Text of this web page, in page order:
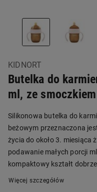
KIDNORT
Butelka do
ml, ze
Silikonowa butelka do
beżowym przeznaczona
życia do około 3. miesiąca
podawanie małych porcji
kompaktowy kształt
Więcej szczegółów